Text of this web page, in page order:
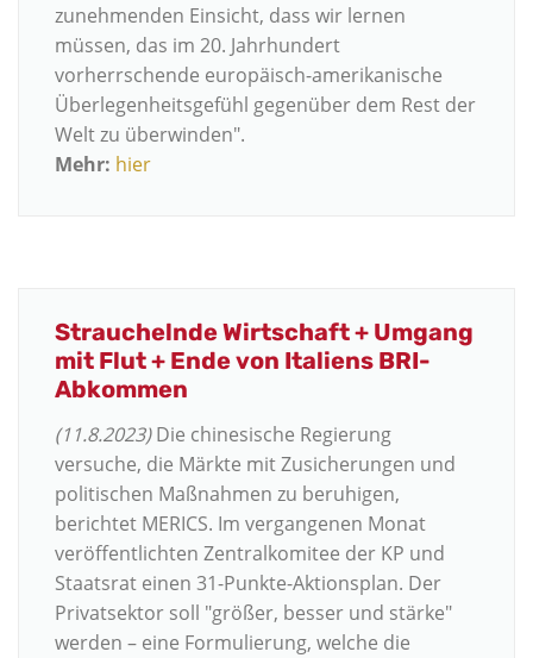
zunehmenden Einsicht, dass wir lernen
müssen, das im 20. Jahrhundert
vorherrschende europäisch-amerikanische
Überlegenheitsgefühl gegenüber dem Rest der
Welt zu überwinden".
Mehr: hier
Strauchelnde Wirtschaft + Umgang
mit Flut + Ende von Italiens BRI-
Abkommen
(11.8.2023)Die chinesische Regierung
versuche, die Märkte mit Zusicherungen und
politischen Maßnahmen zu beruhigen,
berichtet MERICS. Im vergangenen Monat
veröffentlichten Zentralkomitee der KP und
Staatsrat einen 31-Punkte-Aktionsplan. Der
Privatsektor soll "größer, besser und stärke"
werden – eine Formulierung, welche die